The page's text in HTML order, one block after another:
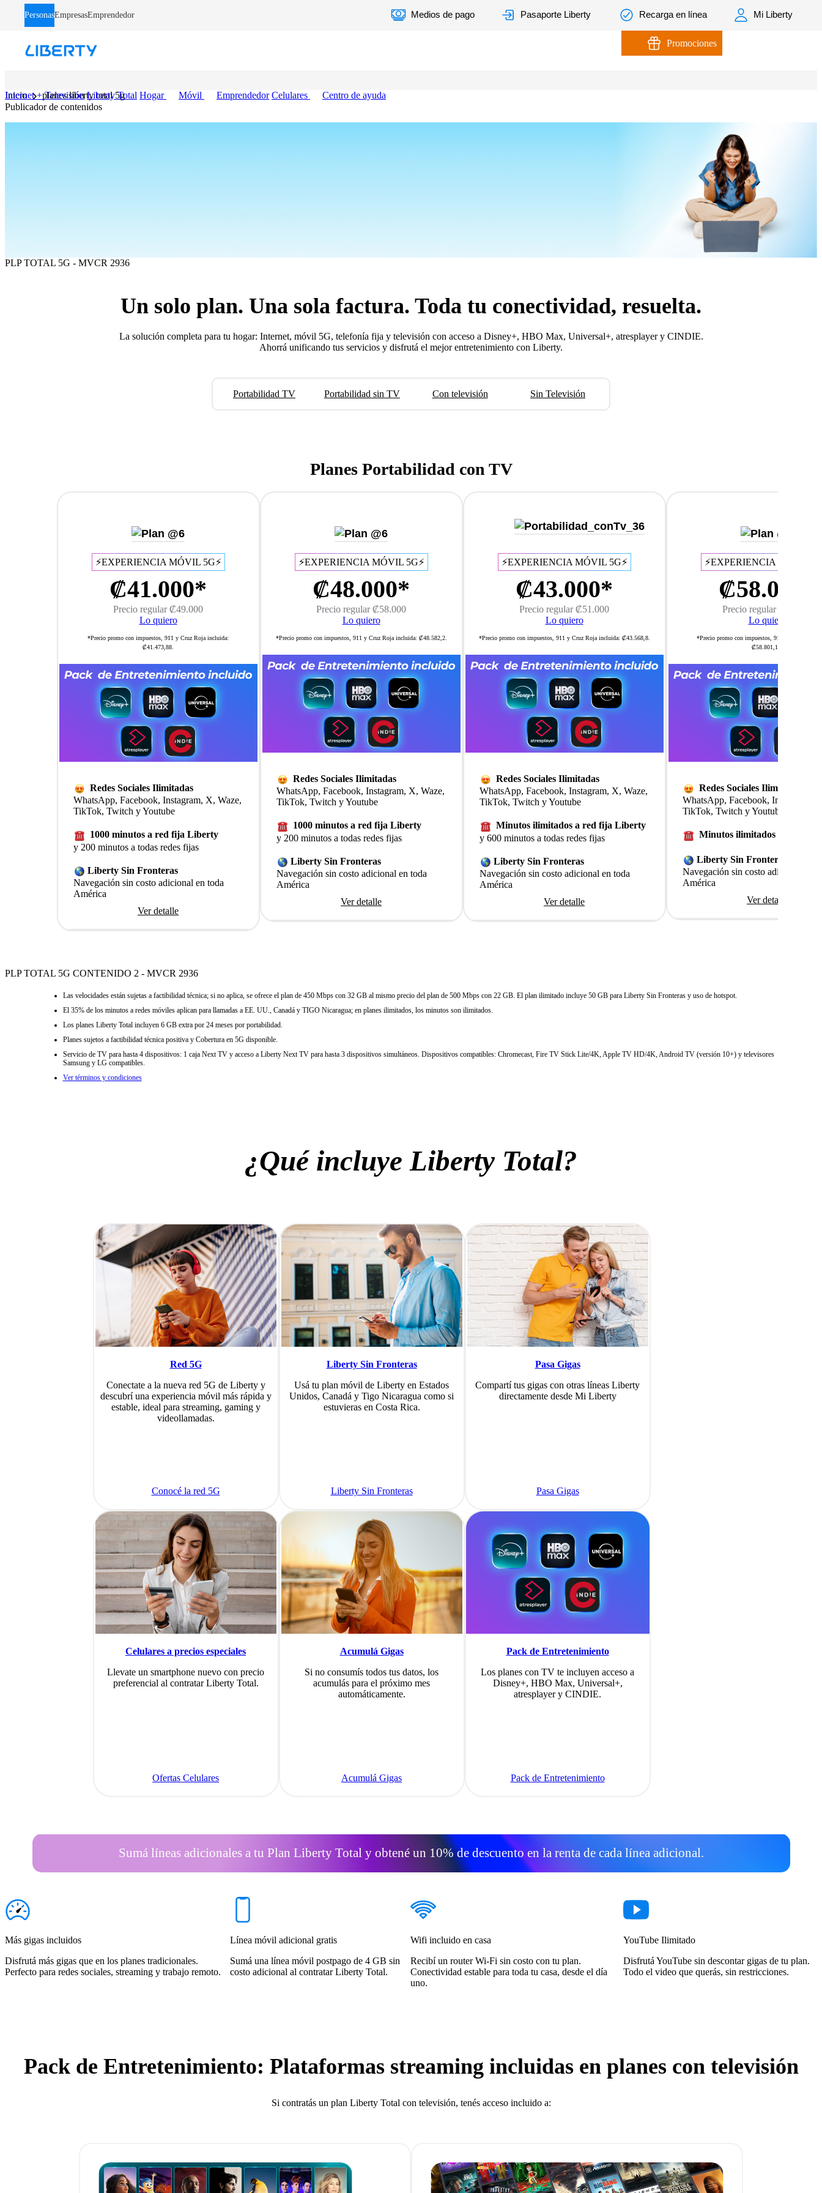
LB - Barra de Navegacion
PersonasEmpresasEmprendedor
Internet + Televisión Liberty Total Hogar Móvil Emprendedor Celulares Centro de ayuda
Medios de pago Pasaporte Liberty Recarga en línea Mi Liberty
Inicio
planes liberty total 5g
Publicador de contenidos
PLP TOTAL 5G - MVCR 2936
Un solo plan. Una sola factura. Toda tu conectividad, resuelta.
La solución completa para tu hogar: Internet, móvil 5G, telefonía fija y televisión con acceso a Disney+, HBO Max, Universal+, atresplayer y CINDIE.
Ahorrá unificando tus servicios y disfrutá el mejor entretenimiento con Liberty.
Portabilidad TV Portabilidad sin TV Con televisión Sin Televisión
Planes Portabilidad con TV
⚡EXPERIENCIA MÓVIL 5G⚡
₡41.000*
Precio regular ₡49.000
Lo quiero
*Precio promo con impuestos, 911 y Cruz Roja incluida:
₡41.473,88.
Redes Sociales Ilimitadas
WhatsApp, Facebook, Instagram, X, Waze,
TikTok, Twitch y Youtube
1000 minutos a red fija Liberty
y 200 minutos a todas redes fijas
Liberty Sin Fronteras
Navegación sin costo adicional en toda
América
Ver detalle
⚡EXPERIENCIA MÓVIL 5G⚡
₡48.000*
Precio regular ₡58.000
Lo quiero
*Precio promo con impuestos, 911 y Cruz Roja incluida: ₡48.582,2.
​Redes Sociales Ilimitadas
WhatsApp, Facebook, Instagram, X, Waze,
TikTok, Twitch y Youtube
1000 minutos a red fija Liberty
y 200 minutos a todas redes fijas
Liberty Sin Fronteras
Navegación sin costo adicional en toda
América
Ver detalle
⚡EXPERIENCIA MÓVIL 5G⚡
₡43.000*
Precio regular ₡51.000
Lo quiero
*Precio promo con impuestos, 911 y Cruz Roja incluida: ₡43.568,8.
​Redes Sociales Ilimitadas
WhatsApp, Facebook, Instagram, X, Waze,
TikTok, Twitch y Youtube
Minutos ilimitados a red fija Liberty
y 600 minutos a todas redes fijas
Liberty Sin Fronteras
Navegación sin costo adicional en toda
América
Ver detalle
⚡EXPERIENCIA MÓVIL
₡58.000*
Precio regular ₡67.000
Lo quiero
*Precio promo con impuestos, 911 y Cruz Roja
₡58.801,18.
​Redes Sociales Ilimitadas
WhatsApp, Facebook, Instagram,
TikTok, Twitch y Youtube
Minutos ilimitados a todas
Liberty Sin Fronteras
Navegación sin costo adicional en
América
Ver detalle
PLP TOTAL 5G CONTENIDO 2 - MVCR 2936
Las velocidades están sujetas a factibilidad técnica; si no aplica, se ofrece el plan de 450 Mbps con 32 GB al mismo precio del plan de 500 Mbps con 22 GB. El plan ilimitado incluye 50 GB para Liberty Sin Fronteras y uso de hotspot.
El 35% de los minutos a redes móviles aplican para llamadas a EE. UU., Canadá y TIGO Nicaragua; en planes ilimitados, los minutos son ilimitados.
Los planes Liberty Total incluyen 6 GB extra por 24 meses por portabilidad.
Planes sujetos a factibilidad técnica positiva y Cobertura en 5G disponible.
Servicio de TV para hasta 4 dispositivos: 1 caja Next TV y acceso a Liberty Next TV para hasta 3 dispositivos simultáneos. Dispositivos compatibles: Chromecast, Fire TV Stick Lite/4K, Apple TV HD/4K, Android TV (versión 10+) y televisores
Samsung y LG compatibles.
Ver términos y condiciones
¿Qué incluye Liberty Total?
Red 5G
Conectate a la nueva red 5G de Liberty y
descubrí una experiencia móvil más rápida y
estable, ideal para streaming, gaming y
videollamadas.
Conocé la red 5G
Liberty Sin Fronteras
Usá tu plan móvil de Liberty en Estados
Unidos, Canadá y Tigo Nicaragua como si
estuvieras en Costa Rica.
Liberty Sin Fronteras
Pasa Gigas
Compartí tus gigas con otras líneas Liberty
directamente desde Mi Liberty
Pasa Gigas
Celulares a precios especiales
Llevate un smartphone nuevo con precio
preferencial al contratar Liberty Total.
Ofertas Celulares
Acumulá Gigas
Si no consumís todos tus datos, los
acumulás para el próximo mes
automáticamente.
Acumulá Gigas
Pack de Entretenimiento
Los planes con TV te incluyen acceso a
Disney+, HBO Max, Universal+,
atresplayer y CINDIE.
Pack de Entretenimiento
Sumá líneas adicionales a tu Plan Liberty Total y obtené un 10% de descuento en la renta de cada línea adicional.
Más gigas incluidos
Disfrutá más gigas que en los planes tradicionales.
Perfecto para redes sociales, streaming y trabajo remoto.
Línea móvil adicional gratis
Sumá una línea móvil postpago de 4 GB sin
costo adicional al contratar Liberty Total.
Wifi incluido en casa
Recibí un router Wi-Fi sin costo con tu plan.
Conectividad estable para toda tu casa, desde el día
uno.
YouTube Ilimitado
Disfrutá YouTube sin descontar gigas de tu plan.
Todo el video que querás, sin restricciones.
Pack de Entretenimiento: Plataformas streaming incluidas en planes con televisión
Si contratás un plan Liberty Total con televisión, tenés acceso incluido a: